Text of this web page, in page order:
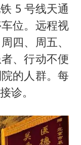
5 号线天通
位。远程视
四、周五、
、行动不便
的人群。每
诊。